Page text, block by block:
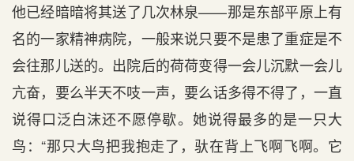
他已经暗暗将其送了几次林泉——那是东部平原上有
名的一家精神病院，一般来说只要不是患了重症是不
会往那儿送的。出院后的荷荷变得一会儿沉默一会儿
亢奋，要么半天不吱一声，要么话多得不得了，一直
说得口泛白沫还不愿停歇。她说得最多的是一只大
鸟：“那只大鸟把我抱走了，驮在背上飞啊飞啊。它